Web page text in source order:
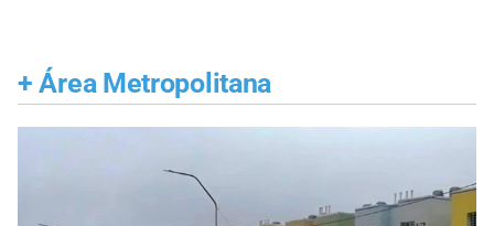
+ Área Metropolitana